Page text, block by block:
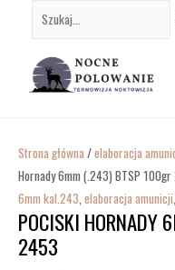
Szukaj...
Strona główna/elaboracja
Hornady 6mm (.243) BTSP
6mm kal.243, elaboracja amunicji,
POCISKI HORNADY
2453
Hornady
6mm
100gr
2453